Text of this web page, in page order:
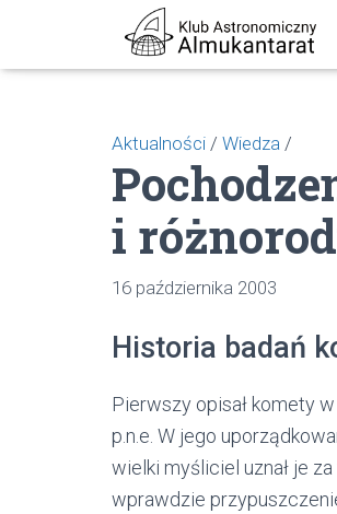
Aktualności / Wiedza /
i
16 października 2003
Historia badań
Pierwszy opisał komety
p.n.e. W jego
wielki myśliciel uznał je
wprawdzie